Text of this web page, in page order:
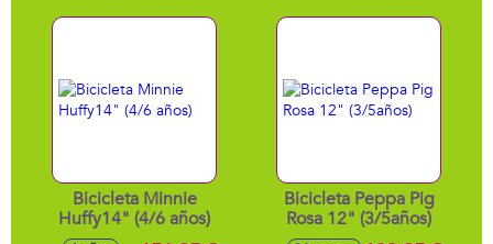
Bicicleta Minnie
Huffy14" (4/6 años)
Bicicleta Peppa Pig
Rosa 12" (3/5años)